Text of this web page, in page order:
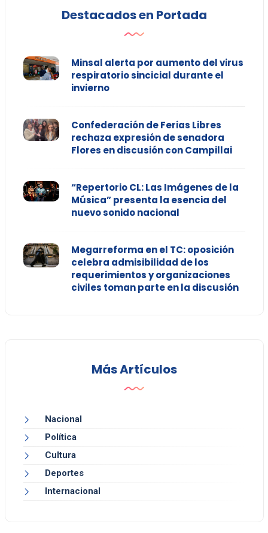
Destacados en Portada
Minsal alerta por aumento del virus
respiratorio sincicial durante el
invierno
Confederación de Ferias Libres
rechaza expresión de senadora
Flores en discusión con Campillai
“Repertorio CL: Las Imágenes de la
Música” presenta la esencia del
nuevo sonido nacional
Megarreforma en el TC: oposición
celebra admisibilidad de los
requerimientos y organizaciones
civiles toman parte en la discusión
Más Artículos
Nacional
Política
Cultura
Deportes
Internacional